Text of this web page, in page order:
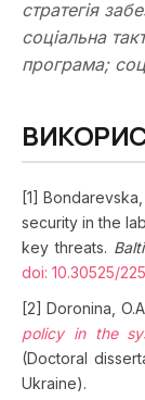
стратегія
соціальна
програма;
[1]
security in the
key threats.
doi: 10.30525/
[2] Doronina,
policy in the
(Doctoral
Ukraine).